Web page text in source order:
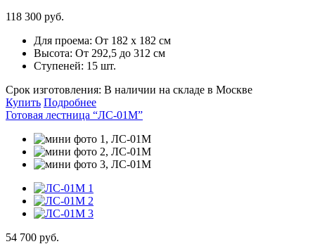
118 300 руб.
Для проема: От 182 х 182 см
Высота: От 292,5 до 312 см
Ступеней: 15 шт.
Срок изготовления: В наличии на складе в Москве
Купить Подробнее
Готовая лестница “ЛС-01М”
54 700 руб.